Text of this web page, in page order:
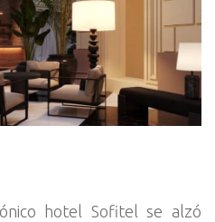
hotel Sofitel se alzó